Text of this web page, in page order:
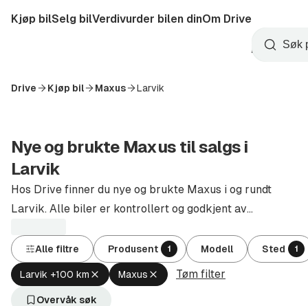
til
Startside
Kjøp bilSelg bilVerdivurder bilen dinOm Drive
Opprett
konto
Søk
Drive Kjøp bil Maxus Larvik
Nye og brukte Maxus til salgs i
Larvik
Hos Drive finner du nye og brukte Maxus i og rundt
Larvik. Alle biler er kontrollert og godkjent av
Alle filtre Produsent 1 Modell Sted 1
Larvik +100 km Fjern
aktivt
filter
Maxus Fjern
aktivt
Tøm filter
Overvåk søk